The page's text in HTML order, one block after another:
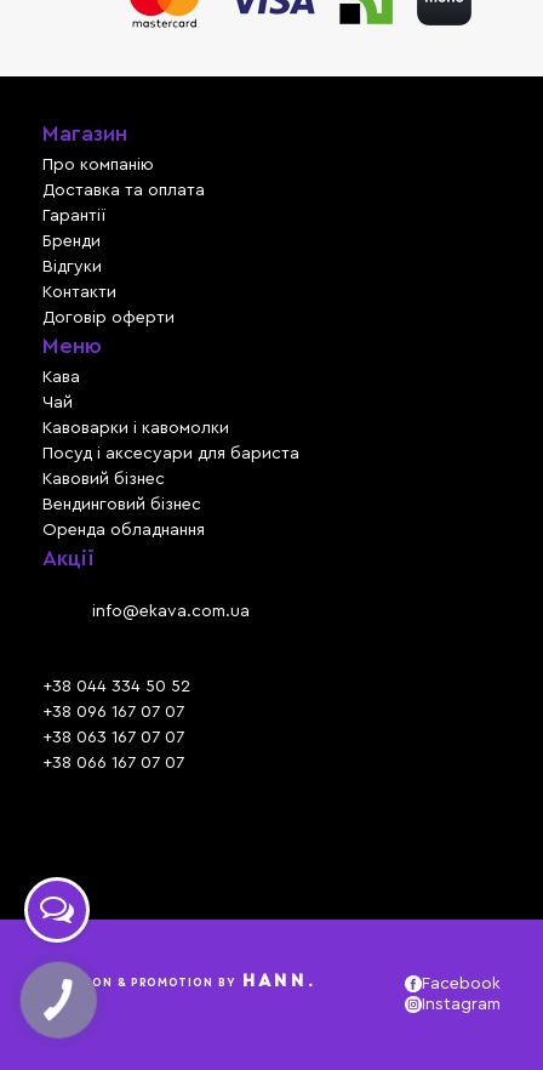
Магазин
Про компанію
Доставка та оплата
Гарантії
Бренди
Відгуки
Контакти
Договір оферти
Меню
Кава
Чай
Кавоварки і кавомолки
Посуд і аксесуари для бариста
Кавовий бізнес
Вендинговий бізнес
Оренда обладнання
Акції
info@ekava.com.ua
+38 044 334 50 52
+38 096 167 07 07
+38 063 167 07 07
+38 066 167 07 07
CREATION & PROMOTION BY HANN.
Facebook
Instagram